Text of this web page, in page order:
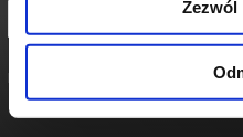
Zezwól